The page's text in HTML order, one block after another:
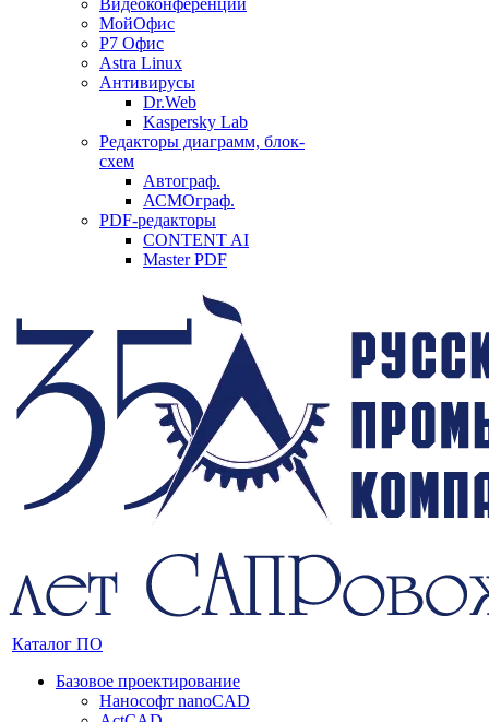
Видеоконференции
МойОфис
P7 Офис
Astra Linux
Антивирусы
Dr.Web
Kaspersky Lab
Редакторы диаграмм, блок-
схем
Автограф.
АСМОграф.
PDF-редакторы
CONTENT AI
Master PDF
Каталог ПО
Базовое проектирование
Нанософт nanoCAD